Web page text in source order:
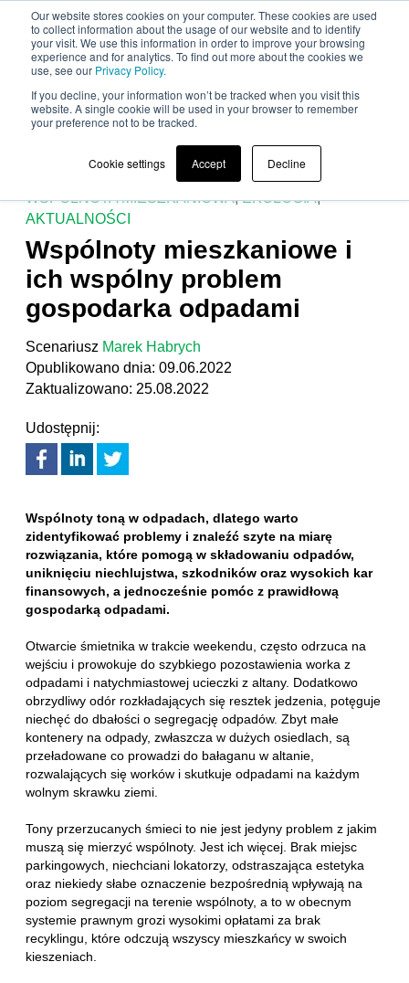
Our website stores cookies on your computer. These cookies are used
to collect information about the usage of our website and to identify
your visit. We use this information in order to improve your browsing
experience and for analytics. To find out more about the cookies we
use, see our Privacy Policy.
If you decline, your information won’t be tracked when you visit this
website. A single cookie will be used in your browser to remember
your preference not to be tracked.
Cookie settings Accept Decline
SEGREGACJA ODPADÓW
ODPADY KOMUNALNE
WSPÓLNOTA MIESZKANIOWA,EKOLOGIA,
AKTUALNOŚCI
Wspólnoty mieszkaniowe i
ich wspólny problem
gospodarka odpadami
Scenariusz Marek Habrych
Opublikowano dnia: 09.06.2022
Zaktualizowano: 25.08.2022
Udostępnij:
Wspólnoty toną w odpadach, dlatego warto
zidentyfikować problemy i znaleźć szyte na miarę
rozwiązania, które pomogą w składowaniu odpadów,
uniknięciu niechlujstwa, szkodników oraz wysokich kar
finansowych, a jednocześnie pomóc z prawidłową
gospodarką odpadami.
Otwarcie śmietnika w trakcie weekendu, często odrzuca na
wejściu i prowokuje do szybkiego pozostawienia worka z
odpadami i natychmiastowej ucieczki z altany. Dodatkowo
obrzydliwy odór rozkładających się resztek jedzenia, potęguje
niechęć do dbałości o segregację odpadów. Zbyt małe
kontenery na odpady, zwłaszcza w dużych osiedlach, są
przeładowane co prowadzi do bałaganu w altanie,
rozwalających się worków i skutkuje odpadami na każdym
wolnym skrawku ziemi.
Tony przerzucanych śmieci to nie jest jedyny problem z jakim
muszą się mierzyć wspólnoty. Jest ich więcej. Brak miejsc
parkingowych, niechciani lokatorzy, odstraszająca estetyka
oraz niekiedy słabe oznaczenie bezpośrednią wpływają na
poziom segregacji na terenie wspólnoty, a to w obecnym
systemie prawnym grozi wysokimi opłatami za brak
recyklingu, które odczują wszyscy mieszkańcy w swoich
kieszeniach.